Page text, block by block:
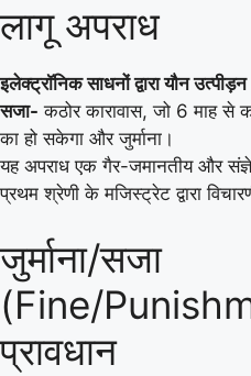
लागू अपराध
इलेक्ट्रॉनिक साधनों द्वारा यौन
सजा- कठोर कारावास, जो 6 माह से
का हो सकेगा और जुर्माना।
यह अपराध एक गैर-जमानतीय और
प्रथम श्रेणी के मजिस्ट्रेट द्वारा
जुर्माना/सजा
(Fine/
प्रावधान